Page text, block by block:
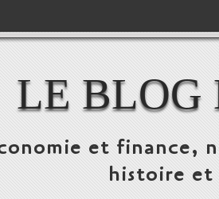
LE BLOG
et finance,
histoire